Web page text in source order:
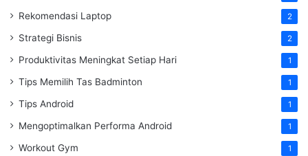
Rekomendasi Laptop 2
Strategi Bisnis 2
Produktivitas Meningkat Setiap Hari 1
Tips Memilih Tas Badminton 1
Tips Android 1
Mengoptimalkan Performa Android 1
Workout Gym 1